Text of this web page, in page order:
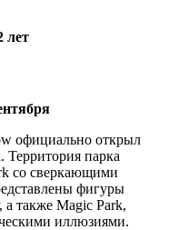
лет
официально открыл
Территория парка
со сверкающими
фигуры
а также Magic Park,
иллюзиями.